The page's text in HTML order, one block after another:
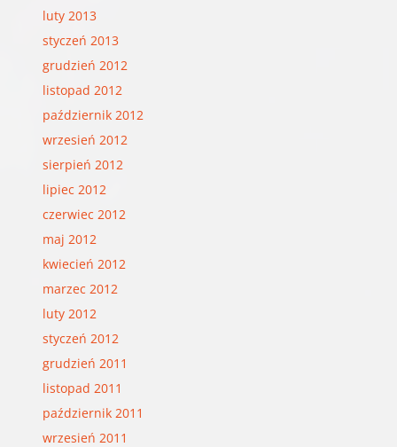
luty 2013
styczeń 2013
grudzień 2012
listopad 2012
październik 2012
wrzesień 2012
sierpień 2012
lipiec 2012
czerwiec 2012
maj 2012
kwiecień 2012
marzec 2012
luty 2012
styczeń 2012
grudzień 2011
listopad 2011
październik 2011
wrzesień 2011